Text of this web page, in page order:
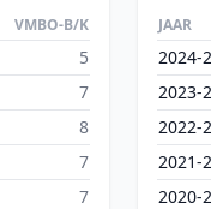
VMBO-B/K
5
7
8
7
7
JAAR
2024-
2023-
2022-
2021-
2020-